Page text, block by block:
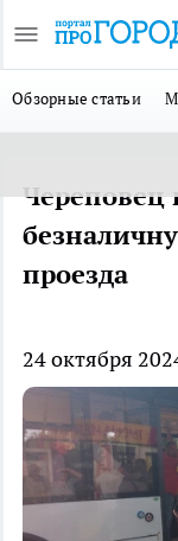
Обзорные статьи
Череповец
проезда
24 октября